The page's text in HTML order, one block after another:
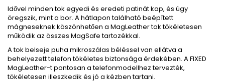
Idővel minden tok egyedi és eredeti patinát kap, és úgy
öregszik, mint a bor. A hátlapon található beépített
mágneseknek köszönhetően a MagLeather tok tökéletesen
működik az összes MagSafe tartozékkal.
A tok belseje puha mikroszálas béléssel van ellátva a
behelyezett telefon tökéletes biztonsága érdekében. A FIXED
MagLeather-t pontosan a telefonmodellhez tervezték,
tökéletesen illeszkedik és jó a kézben tartani.